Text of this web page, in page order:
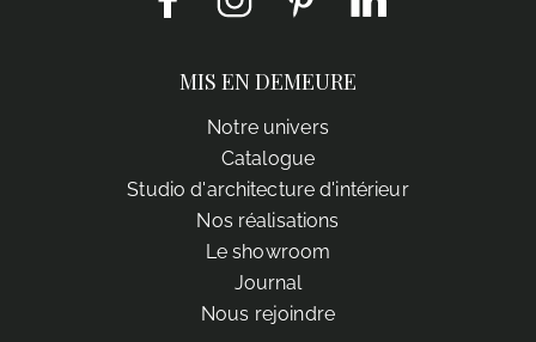
MIS EN DEMEURE
Notre univers
Catalogue
Studio d'architecture d'intérieur
Nos réalisations
Le showroom
Journal
Nous rejoindre